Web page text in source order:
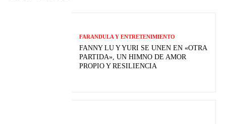
FARANDULA Y ENTRETENIMIENTO
FANNY LU Y YURI SE UNEN EN «OTRA
PARTIDA», UN HIMNO DE AMOR
PROPIO Y RESILIENCIA